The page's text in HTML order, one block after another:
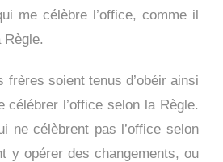
me célèbre l’office, comme il
frères soient tenus d’obéir ainsi
célébrer l’office selon la Règle.
ne célèbrent pas l’office selon
y opérer des changements, ou